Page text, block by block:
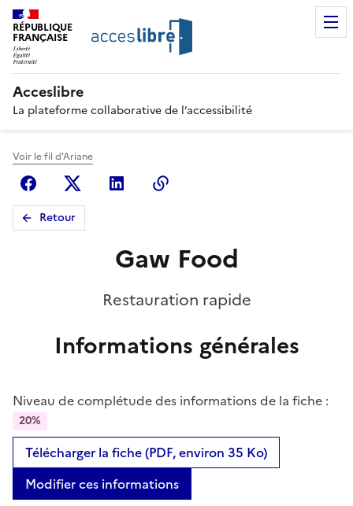
RÉPUBLIQUE
FRANÇAISE
Acceslibre
La plateforme collaborative de l’accessibilité
Voir le fil d'Ariane
FacebookX (anciennement Twitter)
Linkedin
Retour
Gaw Food
Restauration rapide
Informations générales
Niveau de complétude des informations de la fiche :
20%
Télécharger la fiche (PDF, environ 35 Ko)
Modifier ces informations